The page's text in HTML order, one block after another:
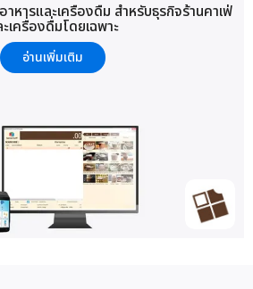
าหารและเครื่องดื่ม สำหรับธุรกิจร้านคาเฟ่
เครื่องดื่มโดยเฉพาะ
อ่านเพิ่มเติม